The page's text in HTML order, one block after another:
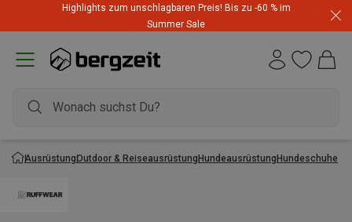
Highlights zum unschlagbaren Preis! Bis zu -60 % im
Summer Sale
AusrüstungOutdoor & ReiseausrüstungHundeausrüstungHundeschuhe